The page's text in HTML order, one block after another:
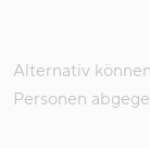
Alternativ
Personen